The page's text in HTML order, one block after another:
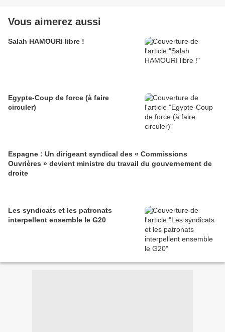
Vous aimerez aussi
Salah HAMOURI libre !
Egypte-Coup de force (à faire
circuler)
Espagne : Un dirigeant syndical des « Commissions
Ouvrières » devient ministre du travail du gouvernement de
droite
Les syndicats et les patronats
interpellent ensemble le G20